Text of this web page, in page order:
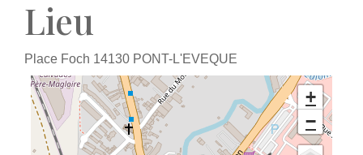
Lieu
Place Foch 14130 PONT-L'EVEQUE
+
−